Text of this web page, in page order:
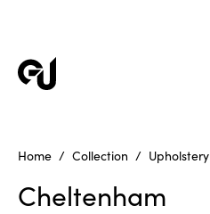
Home Collection Upholstery
Cheltenham